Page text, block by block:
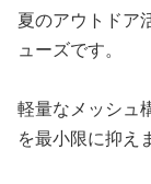
夏のアウトドア
ューズです。
軽量なメッシュ
を最小限に抑え